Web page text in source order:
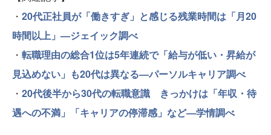
・ 20代正社員が「働きすぎ」と感じる残業時間は「月20
時間以上」—ジェイック調べ
・ 転職理由の総合1位は5年連続で「給与が低い・昇給が
見込めない」も20代は異なる—パーソルキャリア調べ
・ 20代後半から30代の転職意識 きっかけは「年収・待
遇への不満」「キャリアの停滞感」など—学情調べ